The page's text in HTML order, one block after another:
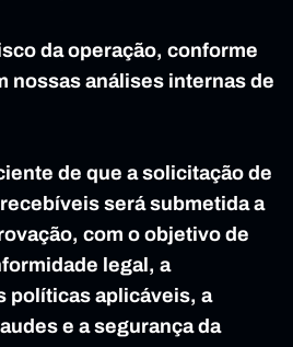
da operação, conforme
nossas análises internas de
de que a solicitação de
será submetida a
com o objetivo de
legal, a
políticas aplicáveis, a
e a segurança da